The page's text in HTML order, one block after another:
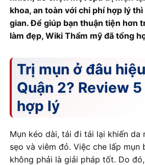
khoa, an toàn với chi phí hợp lý
gian. Để giúp bạn thuận tiện hơn
làm đẹp, Wiki Thẩm mỹ đã tổng
Trị mụn ở đâu
Quận 2? Review
hợp lý
Mụn kéo dài, tái đi tái lại khiến da
sẹo và viêm đỏ. Việc che lấp mụn
không phải là giải pháp tốt. Do